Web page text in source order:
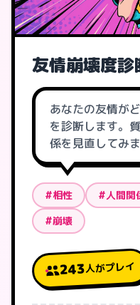
友情崩壊度診
あなたの友情が
を診断します。
係を見直してみま
#相性 #人間関
#崩壊
243人がプレイ